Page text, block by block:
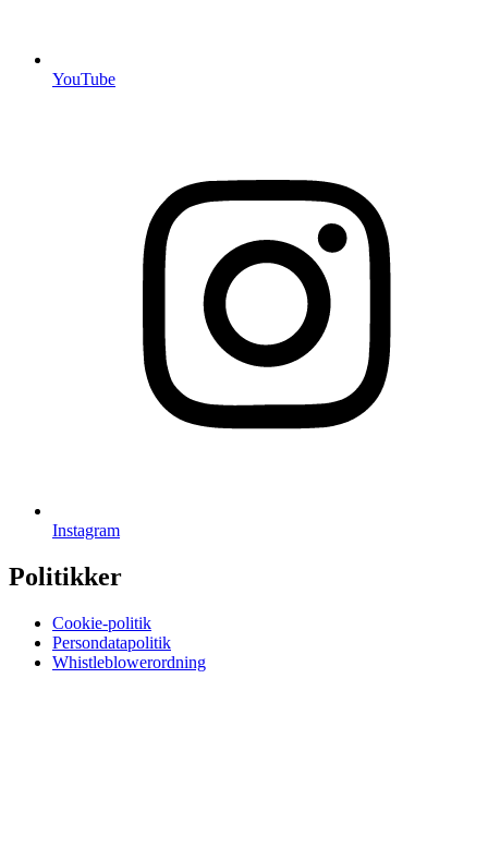
YouTube
Instagram
Politikker
Cookie-politik
Persondatapolitik
Whistleblowerordning